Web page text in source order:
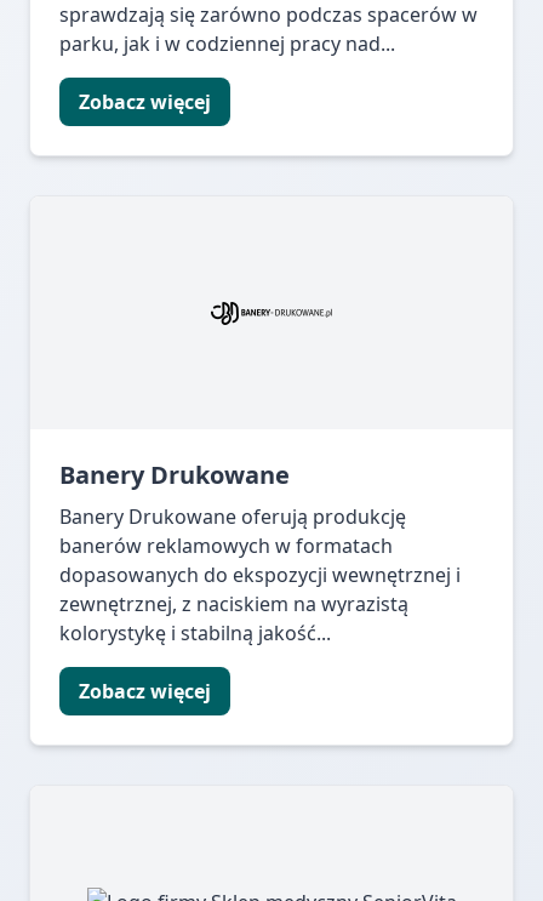
sprawdzają się zarówno podczas spacerów w
parku, jak i w codziennej pracy nad...
Zobacz więcej
Banery Drukowane
Banery Drukowane oferują produkcję
banerów reklamowych w formatach
dopasowanych do ekspozycji wewnętrznej i
zewnętrznej, z naciskiem na wyrazistą
kolorystykę i stabilną jakość...
Zobacz więcej